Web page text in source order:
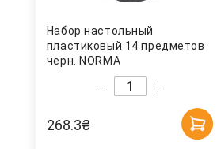
Набор настольный
пластиковый 14 предметов
черн. NORMA
268.3₴